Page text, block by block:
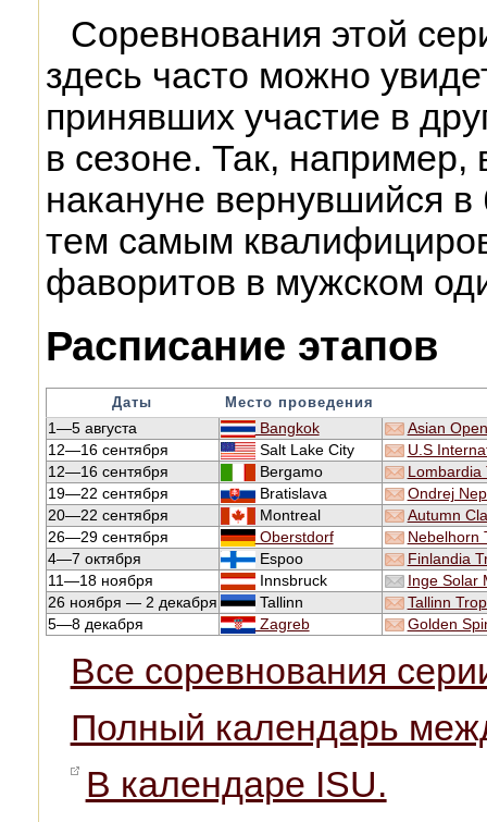
Соревнования этой
здесь часто можно
принявших участие в
в сезоне. Так,
накануне вернувшийся
тем самым
фаворитов в мужском
Расписание этапов
Даты Место проведения
1—5 августа Bangkok
Asian
12—16 сентября
Salt Lake City
U.S
12—16 сентября
Bergamo
Lombardia
19—22 сентября
Bratislava
Ondrej
20—22 сентября
Montreal
Autumn
26—29 сентября
Oberstdorf
Nebelhorn
4—7 октября
Espoo
Finlandia
11—18 ноября
Innsbruck
Inge Solar
26 ноября — 2 декабря
Tallinn
Tallinn
5—8 декабря
Zagreb Golden
Все соревнования
Полный календарь
В календаре ISU.